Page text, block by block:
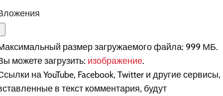
размер загружаемого файла: 999 МБ.
можете загрузить: изображение.
на YouTube, Facebook, Twitter и другие сервисы,
в текст комментария, будут